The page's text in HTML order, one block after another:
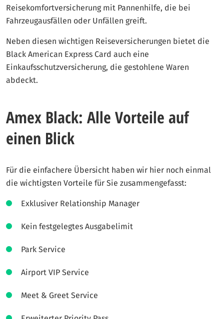
Reisekomfortversicherung mit Pannenhilfe, die bei
Fahrzeugausfällen oder Unfällen greift.
Neben diesen wichtigen Reiseversicherungen bietet die
Black American Express Card auch eine
Einkaufsschutzversicherung, die gestohlene Waren
abdeckt.
Amex Black: Alle Vorteile auf
einen Blick
Für die einfachere Übersicht haben wir hier noch einmal
die wichtigsten Vorteile für Sie zusammengefasst:
Exklusiver Relationship Manager
Kein festgelegtes Ausgabelimit
Park Service
Airport VIP Service
Meet & Greet Service